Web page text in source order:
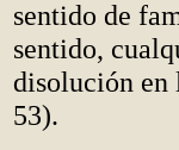
sentido de
sentido,
disolución en
53).